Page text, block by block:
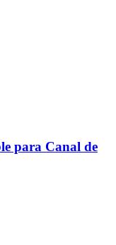
para Canal de